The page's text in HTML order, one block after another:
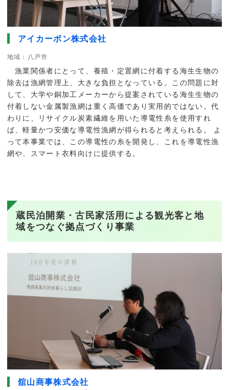
アイカーボン株式会社
地域：八戸市
漁業関係者にとって、養殖・定置網に付着する海生生物の
除去は漁網管理上、大きな負担となっている。この問題に対
して、大学や銅加工メーカーから提案されている海生生物の
付着しない金属製漁網は重く高価であり実用的ではない。代
わりに、リサイクル炭素繊維を用いた導電性糸を使用すれ
ば、軽量かつ安価な導電性漁網が得られると考えられる。 よ
って本事業では、この導電性の糸を開発し、これを導電性漁
網や、スマート衣料向けに提供する。
蔵民泊開業・古民家活用による観光客と地
域をつなぐ拠点づくり事業
舘山商事株式会社